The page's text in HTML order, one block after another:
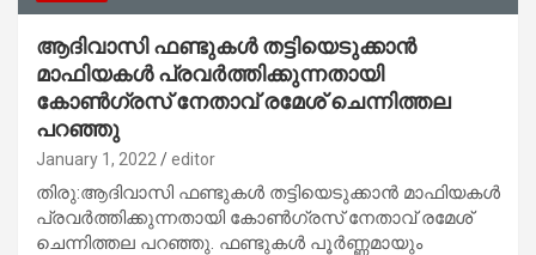
ആദിവാസി ഫണ്ടുകൾ തട്ടിയെടുക്കാൻ
മാഫിയകൾ പ്രവർത്തിക്കുന്നതായി
കോൺഗ്രസ്‌ നേതാവ് രമേശ്‌ ചെന്നിത്തല
പറഞ്ഞു
January 1, 2022 editor
തിരു:ആദിവാസി ഫണ്ടുകൾ തട്ടിയെടുക്കാൻ മാഫിയകൾ
പ്രവർത്തിക്കുന്നതായി കോൺഗ്രസ്‌ നേതാവ് രമേശ്‌
ചെന്നിത്തല പറഞ്ഞു. ഫണ്ടുകൾ പൂർണ്ണമായും